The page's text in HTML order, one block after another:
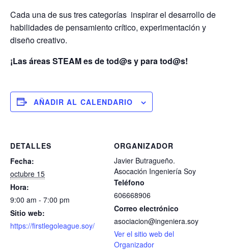
Cada una de sus tres categorías inspirar el desarrollo de
habilidades de pensamiento crítico, experimentación y
diseño creativo.
¡Las áreas STEAM es de tod@s y para tod@s!
AÑADIR AL CALENDARIO
DETALLES
Fecha:
octubre 15
Hora:
9:00 am - 7:00 pm
Sitio web:
https://firstlegoleague.soy/
ORGANIZADOR
Javier Butragueño.
Asocación Ingeniería Soy
Teléfono
606668906
Correo electrónico
asociacion@ingeniera.soy
Ver el sitio web del
Organizador